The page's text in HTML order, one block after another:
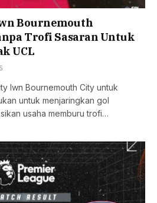
Bournemouth
Trofi Sasaran Untuk
UCL
lwn Bournemouth City untuk
untuk menjaringkan gol
usaha memburu trofi…